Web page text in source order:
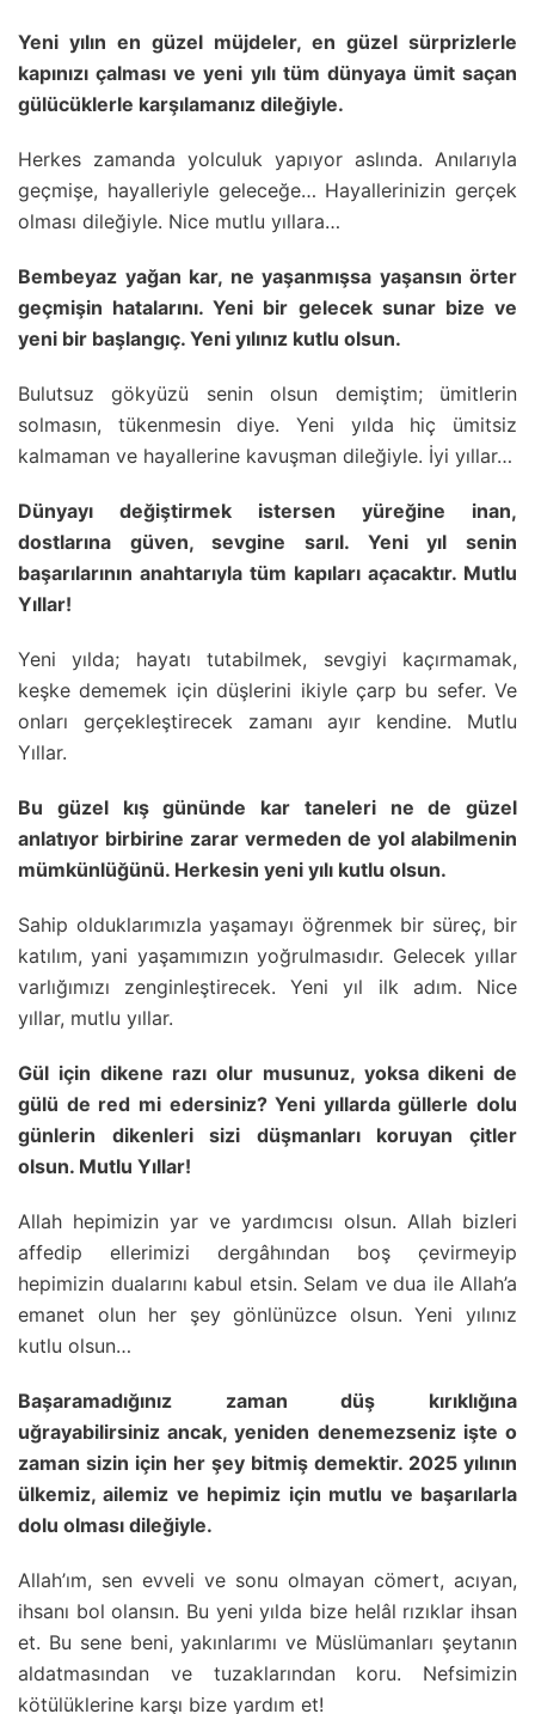
Yeni yılın en güzel müjdeler, en güzel sürprizlerle
kapınızı çalması ve yeni yılı tüm dünyaya ümit saçan
gülücüklerle karşılamanız dileğiyle.
Herkes zamanda yolculuk yapıyor aslında. Anılarıyla
geçmişe, hayalleriyle geleceğe… Hayallerinizin gerçek
olması dileğiyle. Nice mutlu yıllara…
Bembeyaz yağan kar, ne yaşanmışsa yaşansın örter
geçmişin hatalarını. Yeni bir gelecek sunar bize ve
yeni bir başlangıç. Yeni yılınız kutlu olsun.
Bulutsuz gökyüzü senin olsun demiştim; ümitlerin
solmasın, tükenmesin diye. Yeni yılda hiç ümitsiz
kalmaman ve hayallerine kavuşman dileğiyle. İyi yıllar…
Dünyayı değiştirmek istersen yüreğine inan,
dostlarına güven, sevgine sarıl. Yeni yıl senin
başarılarının anahtarıyla tüm kapıları açacaktır. Mutlu
Yıllar!
Yeni yılda; hayatı tutabilmek, sevgiyi kaçırmamak,
keşke dememek için düşlerini ikiyle çarp bu sefer. Ve
onları gerçekleştirecek zamanı ayır kendine. Mutlu
Yıllar.
Bu güzel kış gününde kar taneleri ne de güzel
anlatıyor birbirine zarar vermeden de yol alabilmenin
mümkünlüğünü. Herkesin yeni yılı kutlu olsun.
Sahip olduklarımızla yaşamayı öğrenmek bir süreç, bir
katılım, yani yaşamımızın yoğrulmasıdır. Gelecek yıllar
varlığımızı zenginleştirecek. Yeni yıl ilk adım. Nice
yıllar, mutlu yıllar.
Gül için dikene razı olur musunuz, yoksa dikeni de
gülü de red mi edersiniz? Yeni yıllarda güllerle dolu
günlerin dikenleri sizi düşmanları koruyan çitler
olsun. Mutlu Yıllar!
Allah hepimizin yar ve yardımcısı olsun. Allah bizleri
affedip ellerimizi dergâhından boş çevirmeyip
hepimizin dualarını kabul etsin. Selam ve dua ile Allah’a
emanet olun her şey gönlünüzce olsun. Yeni yılınız
kutlu olsun…
Başaramadığınız zaman düş kırıklığına
uğrayabilirsiniz ancak, yeniden denemezseniz işte o
zaman sizin için her şey bitmiş demektir. 2025 yılının
ülkemiz, ailemiz ve hepimiz için mutlu ve başarılarla
dolu olması dileğiyle.
Allah’ım, sen evveli ve sonu olmayan cömert, acıyan,
ihsanı bol olansın. Bu yeni yılda bize helâl rızıklar ihsan
et. Bu sene beni, yakınlarımı ve Müslümanları şeytanın
aldatmasından ve tuzaklarından koru. Nefsimizin
kötülüklerine karşı bize yardım et!